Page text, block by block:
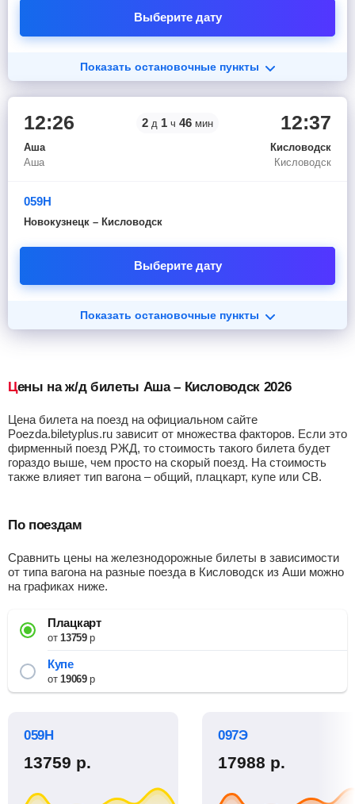
Выберите дату
Показать остановочные пункты
12:26
Аша
Аша
2 д 1 ч 46 мин 12:37
Кисловодск
Кисловодск
059Н
Новокузнецк – Кисловодск
Выберите дату
Показать остановочные пункты
Цены на ж/д билеты Аша – Кисловодск 2026
Цена билета на поезд на официальном сайте
Poezda.biletyplus.ru зависит от множества факторов. Если это
фирменный поезд РЖД, то стоимость такого билета будет
гораздо выше, чем просто на скорый поезд. На стоимость
также влияет тип вагона – общий, плацкарт, купе или СВ.
По поездам
Сравнить цены на железнодорожные билеты в зависимости
от типа вагона на разные поезда в Кисловодск из Аши можно
на графиках ниже.
Плацкарт
от13759р
Купе
от19069р
059Н
13759 р.
097Э
17988 р.